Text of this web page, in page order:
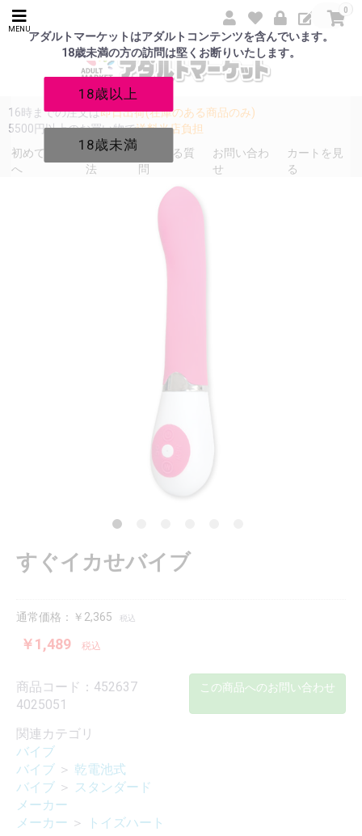
アダルトマーケットはアダルトコンテンツを含んでいます。
18歳未満の方の訪問は堅くお断りいたします。
18歳以上
18歳未満
MENU
0
16時までの注文は即日出荷(在庫のある商品のみ)
5500円以上のお買い物で送料当店負担
初めての方
へ
発送方
法
よくある質
問
お問い合わ
せ
カートを見
る
すぐイカせバイブ
通常価格：￥2,365 税込
￥1,489 税込
商品コード：452637
4025051
この商品へのお問い合わせ
関連カテゴリ
バイブ
バイブ ＞ 乾電池式
バイブ ＞ スタンダード
メーカー
メーカー ＞ トイズハート